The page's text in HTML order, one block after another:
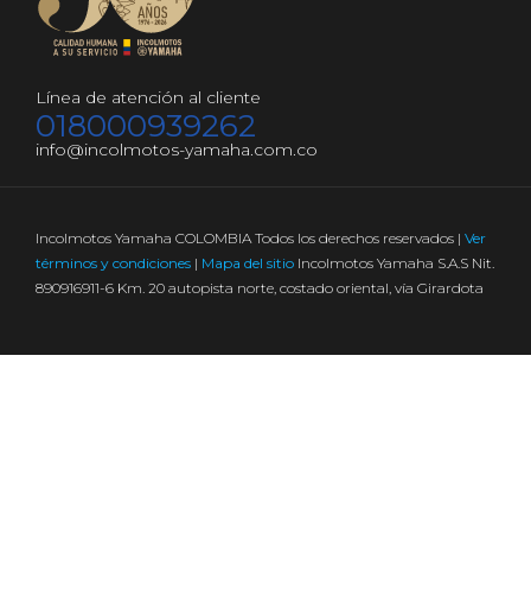
Línea de atención al cliente
018000939262
info@incolmotos-yamaha.com.co
Incolmotos Yamaha COLOMBIA Todos los derechos reservados | Ver
términos y condiciones | Mapa del sitio Incolmotos Yamaha S.A.S Nit.
890916911-6 Km. 20 autopista norte, costado oriental, vía Girardota